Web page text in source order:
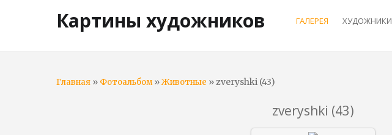
Картины художников ГАЛЕРЕЯ ХУДОЖНИКИ
Главная » Фотоальбом»Животные » zveryshki (43)
zveryshki (43)